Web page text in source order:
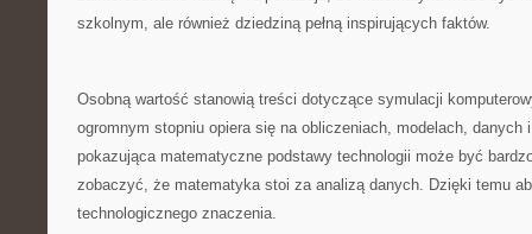
szkolnym, ale również dziedziną pełną inspirujących faktów.
Osobną wartość stanowią treści dotyczące symulacji
ogromnym stopniu opiera się na obliczeniach, modelach, danych
pokazująca matematyczne podstawy technologii może być
zobaczyć, że matematyka stoi za analizą danych. Dzięki temu
technologicznego znaczenia.